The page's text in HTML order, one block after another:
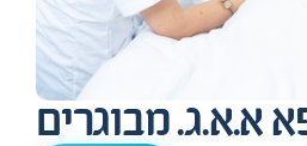
א.א.ג. מבוגרים